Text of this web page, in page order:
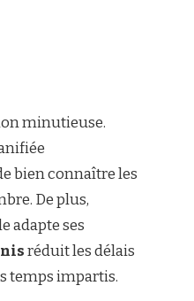
minutieuse.
bien connaître les
De plus,
adapte ses
réduit les délais
temps impartis.